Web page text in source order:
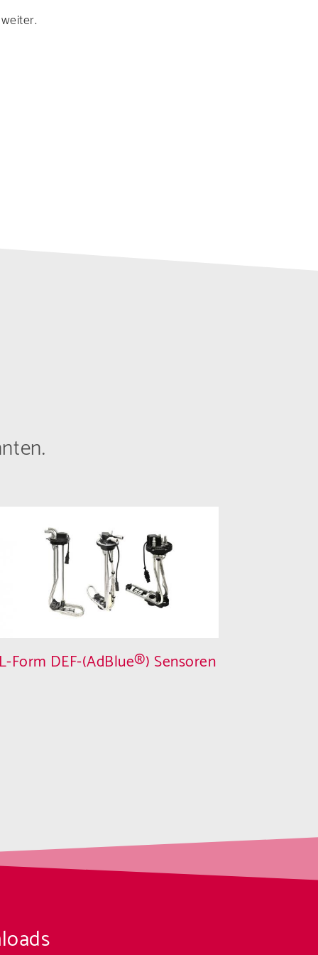
L-Form DEF-(AdBlue®) Sensoren